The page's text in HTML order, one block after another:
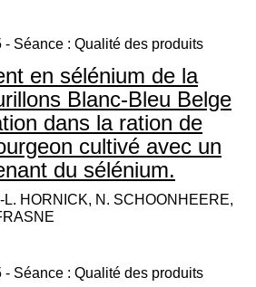
- Séance : Qualité des produits
en sélénium de la
Blanc-Bleu Belge
dans la ration de
cultivé avec un
du sélénium.
HORNICK, N. SCHOONHEERE,
- Séance : Qualité des produits